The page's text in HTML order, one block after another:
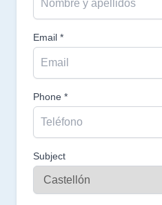
Email *
Phone *
Subject